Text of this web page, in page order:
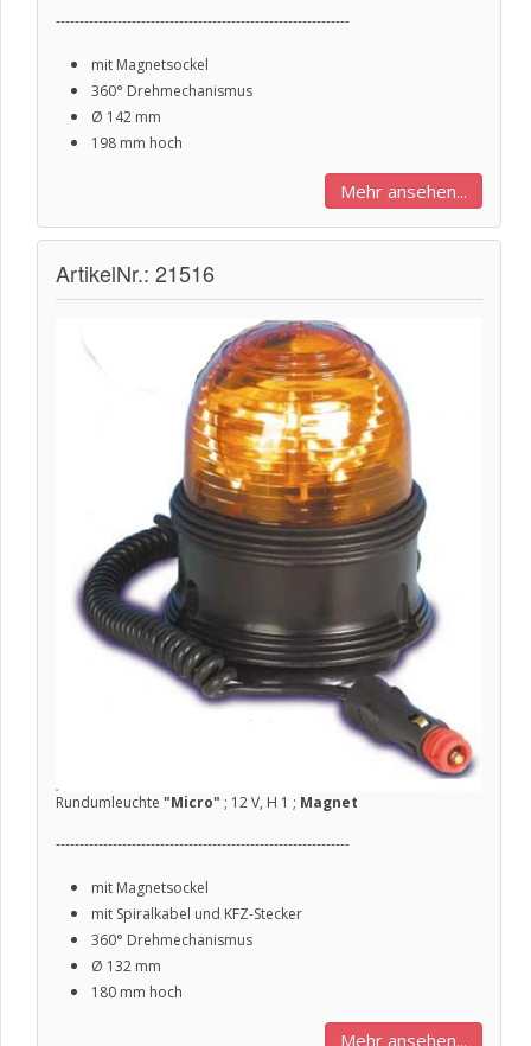
--------------------------------------------------------------
mit Magnetsockel
360° Drehmechanismus
Ø 142 mm
198 mm hoch
Mehr ansehen...
ArtikelNr.: 21516
Rundumleuchte "Micro" ; 12 V, H 1 ; Magnet
--------------------------------------------------------------
mit Magnetsockel
mit Spiralkabel und KFZ-Stecker
360° Drehmechanismus
Ø 132 mm
180 mm hoch
Mehr ansehen...